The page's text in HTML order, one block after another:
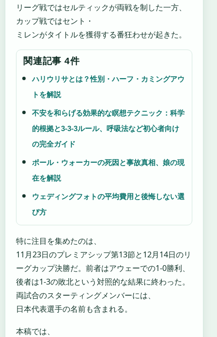
リーグ戦ではセルティックが両戦を制した一方、
カップ戦ではセント・
ミレンがタイトルを獲得する番狂わせが起きた。
関連記事 4件
ハリウリサとは？性別・ハーフ・カミングアウ
トを解説
不安を和らげる効果的な瞑想テクニック：科学
的根拠と3-3-3ルール、呼吸法など初心者向け
の完全ガイド
ポール・ウォーカーの死因と事故真相、娘の現
在を解説
ウェディングフォトの平均費用と後悔しない選
び方
特に注目を集めたのは、
11月23日のプレミアシップ第13節と12月14日のリ
ーグカップ決勝だ。前者はアウェーでの1-0勝利、
後者は1-3の敗北という対照的な結果に終わった。
両試合のスターティングメンバーには、
日本代表選手の名前も含まれる。
本稿では、